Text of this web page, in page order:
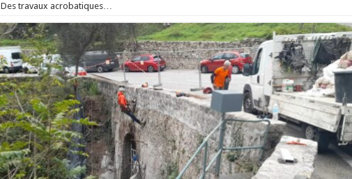
Des travaux acrobatiques…